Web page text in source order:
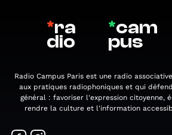
*ra
dio
*cam
pus
Radio Campus Paris est une radio
aux pratiques radiophoniques et qui
général : favoriser l'expression citoyenne,
rendre la culture et l'information